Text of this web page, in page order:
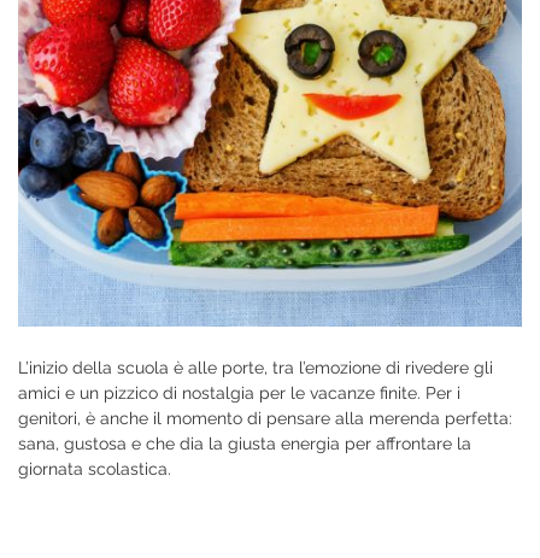
L’inizio della scuola è alle porte, tra l’emozione di rivedere gli
amici e un pizzico di nostalgia per le vacanze finite. Per i
genitori, è anche il momento di pensare alla merenda perfetta:
sana, gustosa e che dia la giusta energia per affrontare la
giornata scolastica.